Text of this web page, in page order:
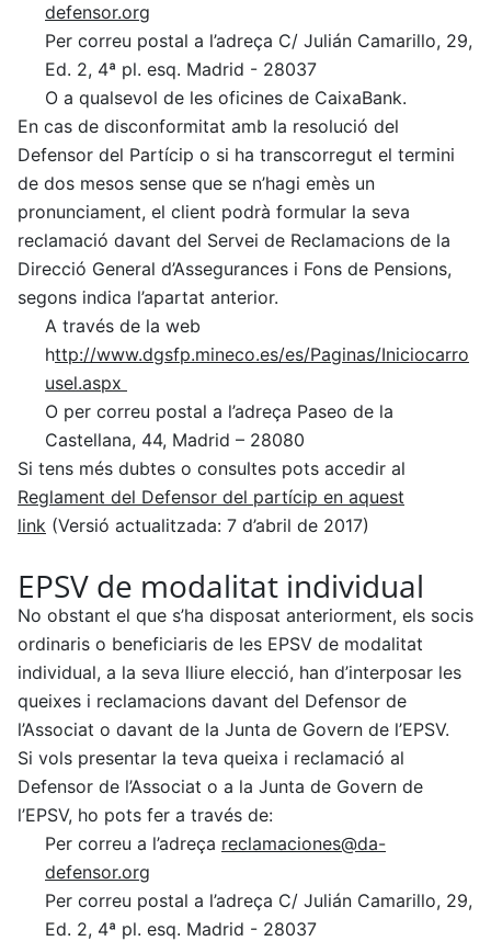
defensor.org
Per correu postal a l’adreça C/ Julián Camarillo, 29,
Ed. 2, 4ª pl. esq. Madrid - 28037
O a qualsevol de les oficines de CaixaBank.
En cas de disconformitat amb la resolució del
Defensor del Partícip o si ha transcorregut el termini
de dos mesos sense que se n’hagi emès un
pronunciament, el client podrà formular la seva
reclamació davant del Servei de Reclamacions de la
Direcció General d’Assegurances i Fons de Pensions,
segons indica l’apartat anterior.
A través de la web
http://www.dgsfp.mineco.es/es/Paginas/Iniciocarro
usel.aspx
O per correu postal a l’adreça Paseo de la
Castellana, 44, Madrid – 28080
Si tens més dubtes o consultes pots accedir al
Reglament del Defensor del partícip en aquest
link (Versió actualitzada: 7 d’abril de 2017)
EPSV de modalitat individual
No obstant el que s’ha disposat anteriorment, els socis
ordinaris o beneficiaris de les EPSV de modalitat
individual, a la seva lliure elecció, han d’interposar les
queixes i reclamacions davant del Defensor de
l’Associat o davant de la Junta de Govern de l’EPSV.
Si vols presentar la teva queixa i reclamació al
Defensor de l’Associat o a la Junta de Govern de
l’EPSV, ho pots fer a través de:
Per correu a l’adreça reclamaciones@da-
defensor.org
Per correu postal a l’adreça C/ Julián Camarillo, 29,
Ed. 2, 4ª pl. esq. Madrid - 28037